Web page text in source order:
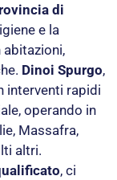
di
e la
Dinoi Spurgo,
interventi rapidi
operando in
Massafra,
altri.
, ci